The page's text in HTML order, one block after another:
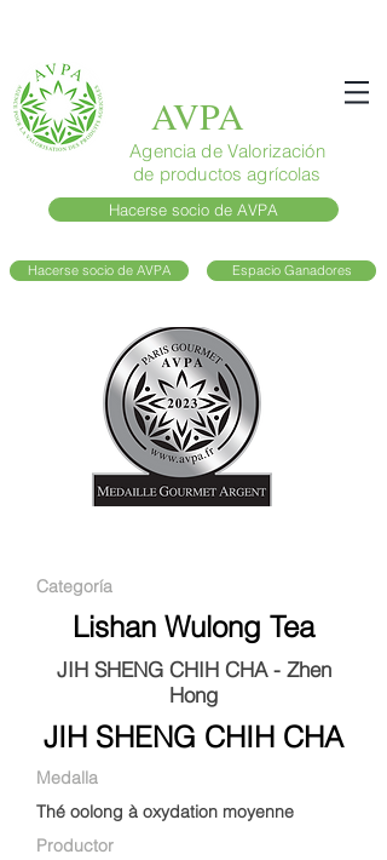
AVPA
Agencia de Valorización
de productos agrícolas
Hacerse socio de AVPA
Hacerse socio de AVPA Espacio Ganadores
Categoría
Lishan Wulong Tea
JIH SHENG CHIH CHA - Zhen
Hong
JIH SHENG CHIH CHA
Medalla
Thé oolong à oxydation moyenne
Productor